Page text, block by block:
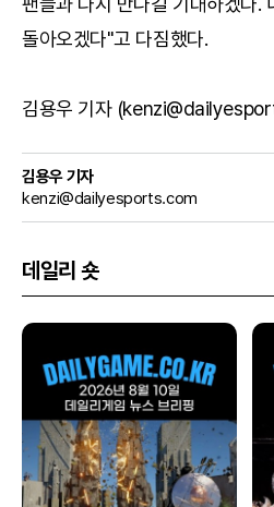
돌아오겠다"고 다짐했다.
김용우 기자
김용우 기자
kenzi@dailyesports.com
데일리 숏